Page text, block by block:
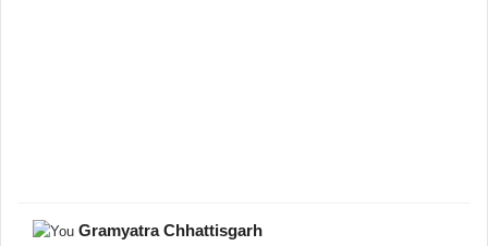
Gramyatra Chhattisgarh